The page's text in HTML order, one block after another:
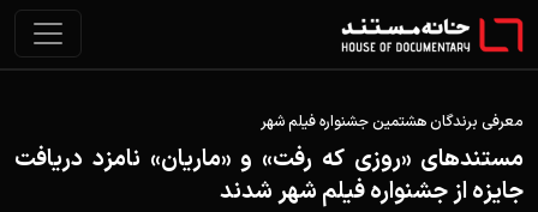
معرفی برندگان هشتمین جشنواره فیلم شهر
مستندهای «روزی که رفت» و «ماریان» نامزد دریافت
جایزه از جشنواره فیلم شهر شدند